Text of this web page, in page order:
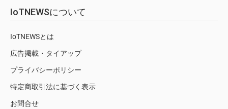
IoTNEWSについて
IoTNEWSとは
広告掲載・タイアップ
プライバシーポリシー
特定商取引法に基づく表示
お問合せ